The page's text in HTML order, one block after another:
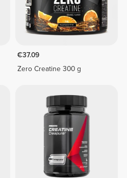
€37.09
Zero Creatine 300 g